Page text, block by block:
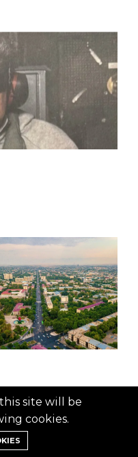
site will be
cookies.